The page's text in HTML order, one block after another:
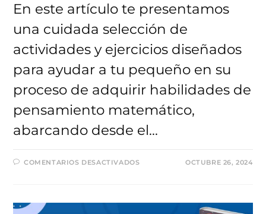
En este artículo te presentamos
una cuidada selección de
actividades y ejercicios diseñados
para ayudar a tu pequeño en su
proceso de adquirir habilidades de
pensamiento matemático,
abarcando desde el…
COMENTARIOS DESACTIVADOSEN
PARA
OCTUBRE 26, 2024